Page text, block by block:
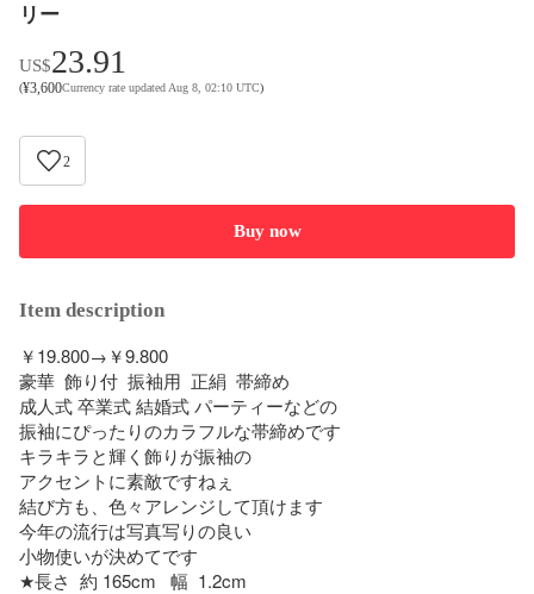
リー
US$23.91
(¥3,600Currency rate updated Aug 8, 02:10 UTC)
2
Buy now
Item description
￥19.800→￥9.800
豪華  飾り付  振袖用  正絹  帯締め
成人式 卒業式 結婚式 パーティーなどの
振袖にぴったりのカラフルな帯締めです
キラキラと輝く飾りが振袖の
アクセントに素敵ですねぇ
結び方も、色々アレンジして頂けます
今年の流行は写真写りの良い
小物使いが決めてです
★長さ  約 165cm   幅  1.2cm